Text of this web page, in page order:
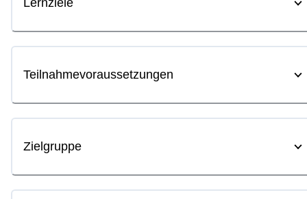
Lernziele
Teilnahmevoraussetzungen
Zielgruppe